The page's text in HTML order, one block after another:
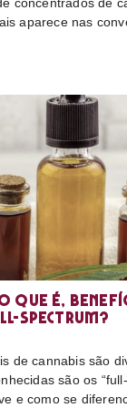
aparece nas
que é,
spectrum?
de cannabis são
são os
e como se